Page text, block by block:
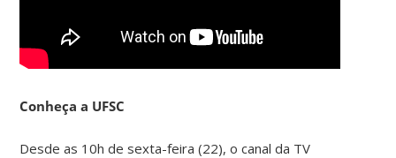
Conheça a UFSC
Desde as 10h de sexta-feira (22), o canal da TV